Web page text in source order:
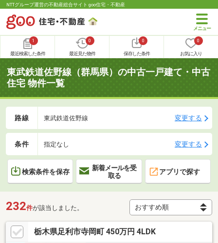
NTTグループ運営の不動産総合サイト goo住宅・不動産
1
最近検索した条件
0
最近見た物件
0
保存した条件
0
お気に入り
東武鉄道佐野線（群馬県）の中古一戸建て・中古
住宅 物件一覧
路線 東武鉄道佐野線 変更する
条件 指定なし 変更する
検索条件を保存
新着メールを受
取る
アプリで探す
232件が該当しました。
栃木県足利市寺岡町 450万円 4LDK